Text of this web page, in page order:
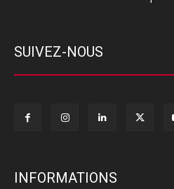
SUIVEZ-NOUS
INFORMATIONS